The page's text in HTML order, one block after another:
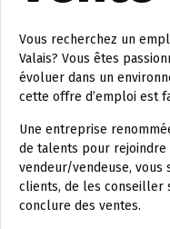
Vous recherchez un
Valais? Vous êtes
évoluer dans un
cette offre d’emploi est
Une entreprise
de talents pour rejoindre
vendeur/vendeuse, vous
clients, de les conseiller
conclure des ventes.